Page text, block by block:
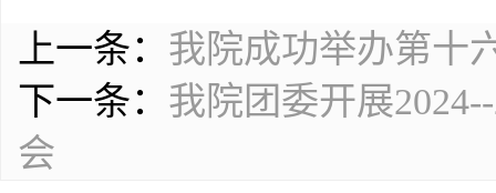
上一条： 我院成功举办第十
下一条： 我院团委开展
会